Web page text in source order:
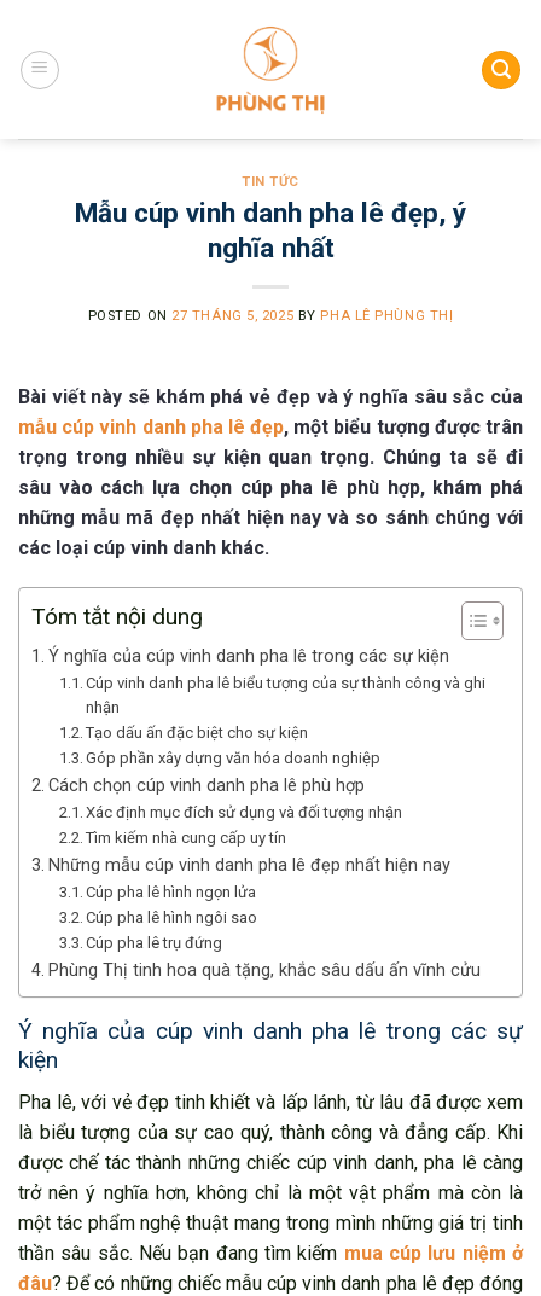
content
TIN TỨC
Mẫu cúp vinh danh pha lê đẹp, ý
nghĩa nhất
POSTED ON 27 THÁNG 5, 2025 BY PHA LÊ PHÙNG THỊ
Bài viết này sẽ khám phá vẻ đẹp và ý nghĩa sâu sắc của
mẫu cúp vinh danh pha lê đẹp, một biểu tượng được trân
trọng trong nhiều sự kiện quan trọng. Chúng ta sẽ đi
sâu vào cách lựa chọn cúp pha lê phù hợp, khám phá
những mẫu mã đẹp nhất hiện nay và so sánh chúng với
các loại cúp vinh danh khác.
Tóm tắt nội dung
Ý nghĩa của cúp vinh danh pha lê trong các sự kiện
Cúp vinh danh pha lê biểu tượng của sự thành công và ghi
nhận
Tạo dấu ấn đặc biệt cho sự kiện
Góp phần xây dựng văn hóa doanh nghiệp
Cách chọn cúp vinh danh pha lê phù hợp
Xác định mục đích sử dụng và đối tượng nhận
Tìm kiếm nhà cung cấp uy tín
Những mẫu cúp vinh danh pha lê đẹp nhất hiện nay
Cúp pha lê hình ngọn lửa
Cúp pha lê hình ngôi sao
Cúp pha lê trụ đứng
Phùng Thị tinh hoa quà tặng, khắc sâu dấu ấn vĩnh cửu
Ý nghĩa của cúp vinh danh pha lê trong các sự
kiện
Pha lê, với vẻ đẹp tinh khiết và lấp lánh, từ lâu đã được xem
là biểu tượng của sự cao quý, thành công và đẳng cấp. Khi
được chế tác thành những chiếc cúp vinh danh, pha lê càng
trở nên ý nghĩa hơn, không chỉ là một vật phẩm mà còn là
một tác phẩm nghệ thuật mang trong mình những giá trị tinh
thần sâu sắc. Nếu bạn đang tìm kiếm mua cúp lưu niệm ở
đâu? Để có những chiếc mẫu cúp vinh danh pha lê đẹp đóng